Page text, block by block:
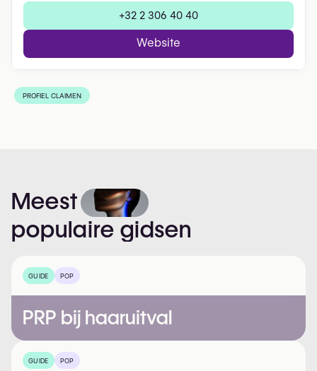
+32 2 306 40 40
Website
PROFIEL CLAIMEN
Meest
populaire gidsen
GUIDE POP
PRP bij haaruitval
GUIDE POP